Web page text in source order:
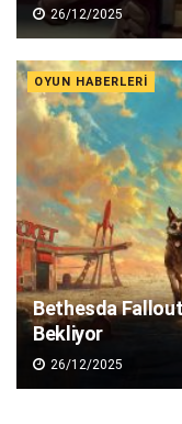
26/12/2025
OYUN HABERLERI
Bethesda
Bekliyor
26/12/2025